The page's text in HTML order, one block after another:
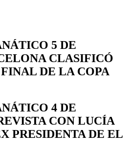
5 DE
CLASIFICÓ
DE LA COPA
4 DE
CON LUCÍA
PRESIDENTA DE EL